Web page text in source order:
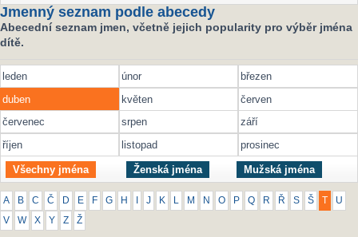
Jmenný seznam podle abecedy
Abecední seznam jmen, včetně jejich popularity pro výběr jména
dítě.
leden únor
březen
duben
květen
červen
červenec
srpen
září
říjen
listopad prosinec
Všechny jména Ženská jména Mužská jména
A B C Č D E F G H J K M N O P Q R Ř S Š U
V W X Y Z Ž